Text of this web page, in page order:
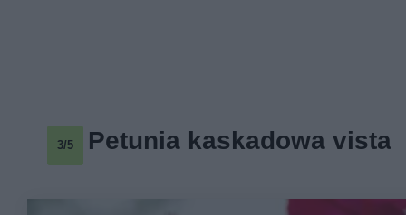
3/5 Petunia kaskadowa vista